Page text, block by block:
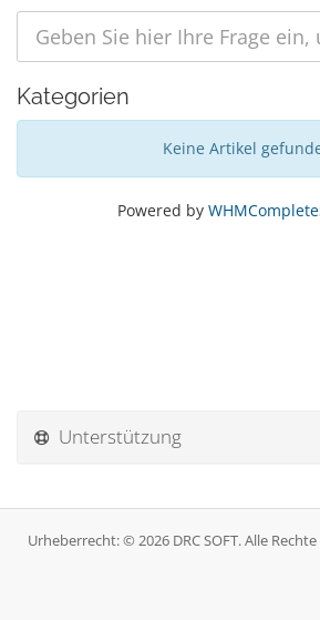
Kategorien
Keine Artikel
Powered by
Unterstützung
Urheberrecht: © 2026 DRC SOFT. Alle